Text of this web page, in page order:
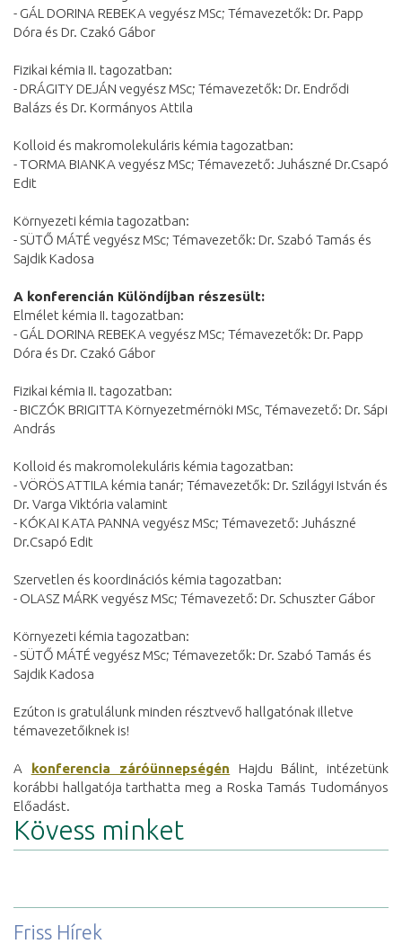
- GÁL DORINA REBEKA vegyész MSc; Témavezetők: Dr. Papp
Dóra és Dr. Czakó Gábor
Fizikai kémia II. tagozatban:
- DRÁGITY DEJÁN vegyész MSc; Témavezetők: Dr. Endrődi
Balázs és Dr. Kormányos Attila
Kolloid és makromolekuláris kémia tagozatban:
- TORMA BIANKA vegyész MSc; Témavezető: Juhászné Dr.Csapó
Edit
Környezeti kémia tagozatban:
- SÜTŐ MÁTÉ vegyész MSc; Témavezetők: Dr. Szabó Tamás és
Sajdik Kadosa
A konferencián Különdíjban részesült:
Elmélet kémia II. tagozatban:
- GÁL DORINA REBEKA vegyész MSc; Témavezetők: Dr. Papp
Dóra és Dr. Czakó Gábor
Fizikai kémia II. tagozatban:
- BICZÓK BRIGITTA Környezetmérnöki MSc, Témavezető: Dr. Sápi
András
Kolloid és makromolekuláris kémia tagozatban:
- VÖRÖS ATTILA kémia tanár; Témavezetők: Dr. Szilágyi István és
Dr. Varga Viktória valamint
- KÓKAI KATA PANNA vegyész MSc; Témavezető: Juhászné
Dr.Csapó Edit
Szervetlen és koordinációs kémia tagozatban:
- OLASZ MÁRK vegyész MSc; Témavezető: Dr. Schuszter Gábor
Környezeti kémia tagozatban:
- SÜTŐ MÁTÉ vegyész MSc; Témavezetők: Dr. Szabó Tamás és
Sajdik Kadosa
Ezúton is gratulálunk minden résztvevő hallgatónak illetve
témavezetőiknek is!
A konferencia záróünnepségén Hajdu Bálint, intézetünk
korábbi hallgatója tarthatta meg a Roska Tamás Tudományos
Előadást.
Kövess minket
Friss Hírek